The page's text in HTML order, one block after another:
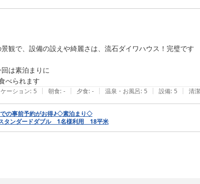
に笑顔になっていただけたことが何よりでございます。
いた和歌山城のライトアップや市内の夜景もお楽しみいただけ
ひとつとなりましたら嬉しく存じます。
お言葉は、レストランスタッフ・シェフにとって大きな励み
葉から、ご満喫いただけたご様子が伝わり、大変嬉しく拝読い
お言葉を励みに、これからもご家族皆様に安心して快適にお
観で、設備の設えや綺麗さは、流石ダイワハウス！完璧です
は素泊まりに
べられます
ーション: 5 | 朝食: - | 夕食: - | 温泉・お風呂: 5 | 設備: 5 | 清
での事前予約がお得♪◇素泊まり◇
ンダードダブル 1名様利用 18平米